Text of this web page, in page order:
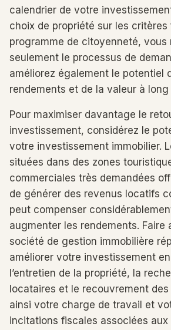
calendrier de votre
choix de propriété sur les critères
programme de citoyenneté, vous
seulement le processus de
améliorez également le potentiel
rendements et de la valeur à long
Pour maximiser davantage le
investissement, considérez le
votre investissement immobilier.
situées dans des zones
commerciales très demandées
de générer des revenus locatifs
peut compenser
augmenter les rendements. Faire
société de gestion immobilière
améliorer votre investissement
l’entretien de la propriété, la
locataires et le recouvrement
ainsi votre charge de travail et
incitations fiscales associées